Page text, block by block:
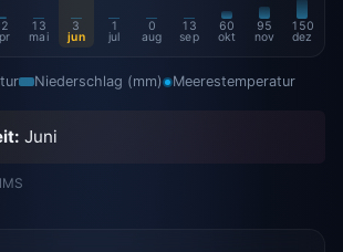
13
mai
3
jun
1
jul
0
aug
13
sep
60
okt
95
nov
150
dez
Niederschlag (mm) Meerestemperatur
Juni